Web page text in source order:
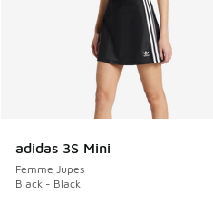
adidas 3S Mini
Femme Jupes
Black - Black